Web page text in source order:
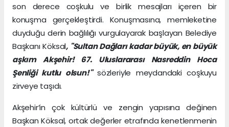
son derece coşkulu ve birlik mesajları içeren bir
konuşma gerçekleştirdi. Konuşmasına, memleketine
duyduğu derin bağlılığı vurgulayarak başlayan Belediye
Başkanı Köksal, "Sultan Dağları kadar büyük, en büyük
aşkım Akşehir! 67. Uluslararası Nasreddin Hoca
Şenliği kutlu olsun!"sözleriyle meydandaki coşkuyu
zirveye taşıdı.
Akşehir’in çok kültürlü ve zengin yapısına değinen
Başkan Köksal, ortak değerler etrafında kenetlenmenin